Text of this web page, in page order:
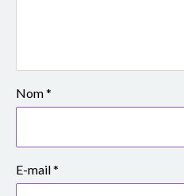
r
e
S
i
Nom*
E-mail*